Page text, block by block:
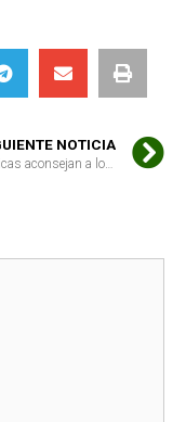
NOTICIA
Las eléctricas aconsejan a los consumidores contratar potencias que elevan la factura hasta un 50%